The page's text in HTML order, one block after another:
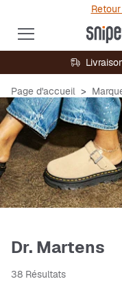
Page d'accueil
Dr. Martens
38 Résultats